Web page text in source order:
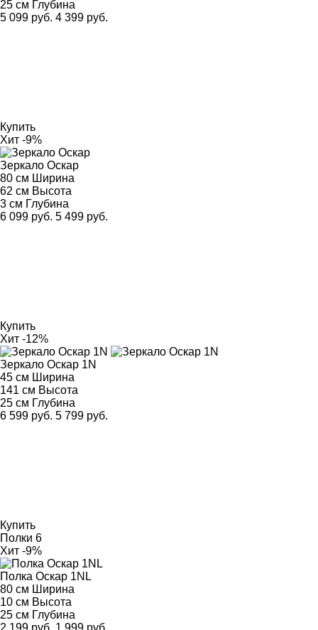
25 см Глубина
5 099 руб. 4 399 руб.
Купить
Хит -9%
Зеркало Оскар
80 см Ширина
62 см Высота
3 см Глубина
6 099 руб. 5 499 руб.
Купить
Хит -12%
Зеркало Оскар 1N
45 см Ширина
141 см Высота
25 см Глубина
6 599 руб. 5 799 руб.
Купить
Полки 6
Хит -9%
Полка Оскар 1NL
80 см Ширина
10 см Высота
25 см Глубина
2 199 руб. 1 999 руб.